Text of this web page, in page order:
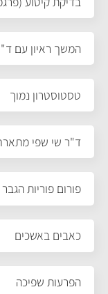
המשך ראיון עם
טסטוסטרון נמוך
ד"ר שי שפי
פורום פוריות הגבר
כאבים באשכים
הפרעות שפיכה